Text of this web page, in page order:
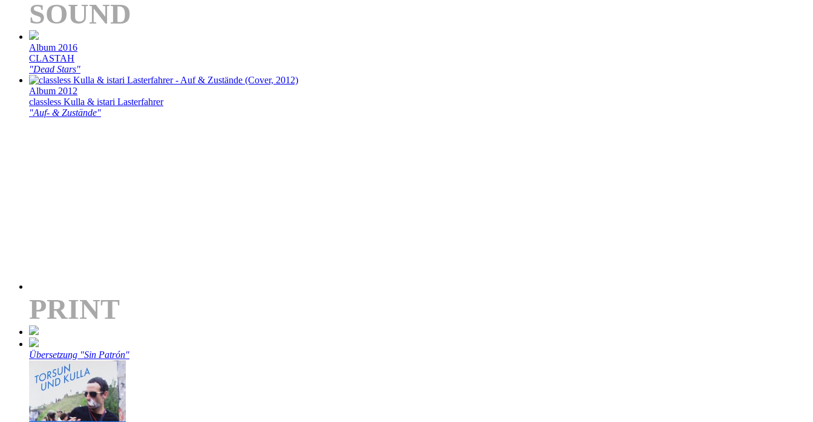
SOUND
Album 2016
CLASTAH
"Dead Stars"
Album 2012
classless Kulla & istari Lasterfahrer
"Auf- & Zustände"
PRINT
Übersetzung "Sin Patrón"